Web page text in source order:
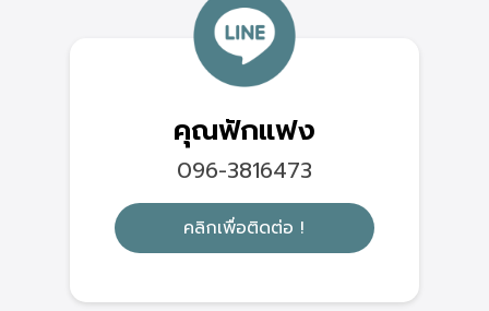
คุณฟักแฟง
096-3816473
คลิกเพื่อติดต่อ !